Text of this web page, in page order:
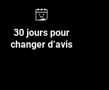
30 jours pour
changer d’avis